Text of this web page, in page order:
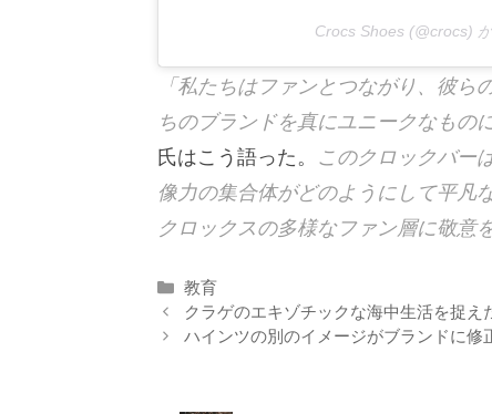
Crocs Shoes (@crocs)
「私たちはファンとつながり、彼
ちのブランドを真にユニークなもの
氏はこう語った。 このクロックバー
像力の集合体がどのようにして平凡
クロックスの多様なファン層に敬意
カ
テ
ゴ
教育
クラゲのエキゾチックな海中生活を捉え
ハインツの別のイメージがブランドに